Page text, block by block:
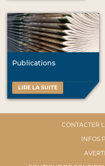
Publications
LIRE LA SUITE
CONTACTER
INFOS